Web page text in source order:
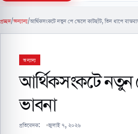
প্রচ্ছদ/অন্যান্য/আর্থিকসংকটে নতুন পে স্কেলে কাটছাঁট, তিন ধাপে
অন্যান্য
আর্থিকসংকটে নতুন
ভাবনা
প্রতিবেদক: জুলাই ৭, ২০২৬